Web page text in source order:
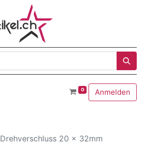
0 Anmelden
Drehverschluss 20 x 32mm